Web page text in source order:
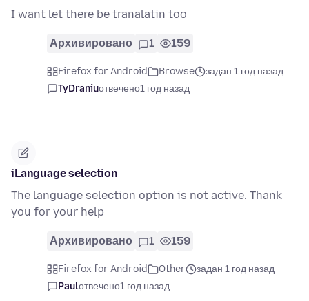
I want let there be tranalatin too
Архивировано 1 159
Firefox for Android Browse
задан 1 год назад
TyDraniuотвечено1 год назад
iLanguage selection
The language selection option is not active. Thank
you for your help
Архивировано 1 159
Firefox for Android Other
задан 1 год назад
Paulотвечено1 год назад